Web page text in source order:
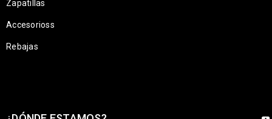
Zapatillas
Accesorioss
Rebajas